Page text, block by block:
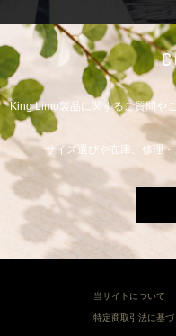
King Limo製品に関するご質問や
サイズ選びや在庫、修理
当サイトについて
特定商取引法に基づ